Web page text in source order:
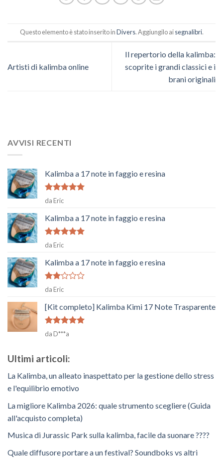
Questo elemento è stato inserito inDivers. Aggiungilo aisegnalibri.
Artisti di kalimba online
Il repertorio della kalimba:
scoprite i grandi classici e i
brani originali
AVVISI RECENTI
Kalimba a 17 note in faggio e resina
Voto
da Eric
Kalimba a 17 note in faggio e resina
Voto
da Eric
Kalimba a 17 note in faggio e resina
Voto
5
da Eric
[Kit completo] Kalimba Kimi 17 Note Trasparente
Voto5su
da D***a
Ultimi articoli:
La Kalimba, un alleato inaspettato per la gestione dello stress
e l'equilibrio emotivo
La migliore Kalimba 2026: quale strumento scegliere (Guida
all'acquisto completa)
Musica di Jurassic Park sulla kalimba, facile da suonare ????
Quale diffusore portare a un festival? Soundboks vs altri